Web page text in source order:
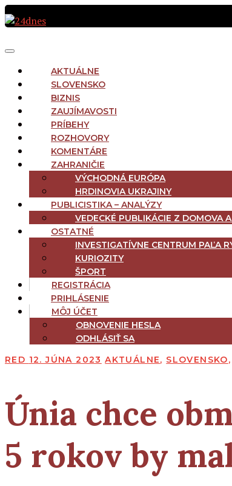
Preskočiť
na
Menu
AKTUÁLNE
SLOVENSKO
BIZNIS
ZAUJÍMAVOSTI
PRÍBEHY
ROZHOVORY
KOMENTÁRE
ZAHRANIČIE
VÝCHODNÁ EURÓPA
HRDINOVIA UKRAJINY
PUBLICISTIKA – ANALÝZY
VEDECKÉ PUBLIKÁCIE Z DOMOVA
OSTATNÉ
INVESTIGATÍVNE CENTRUM PAĽA
KURIOZITY
ŠPORT
REGISTRÁCIA
PRIHLÁSENIE
MÔJ ÚČET
OBNOVENIE HESLA
ODHLÁSIŤ SA
RED 12. JÚNA 2023 AKTUÁLNE, SLOVENSKO,
Únia chce
5 rokov by